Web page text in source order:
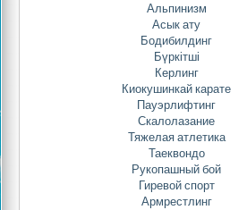
Альпинизм
Асык ату
Бодибилдинг
Бүркітші
Керлинг
Киокушинкай карате
Пауэрлифтинг
Скалолазание
Тяжелая атлетика
Таеквондо
Рукопашный бой
Гиревой спорт
Армрестлинг